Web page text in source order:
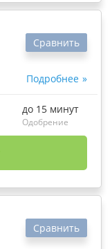
Подробнее
Сравнить
до 15 минут
Одобрение
Сравнить